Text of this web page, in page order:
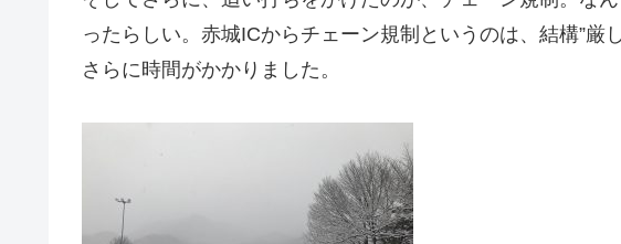
ったらしい。赤城ICからチェーン規制というのは、結構”厳
さらに時間がかかりました。